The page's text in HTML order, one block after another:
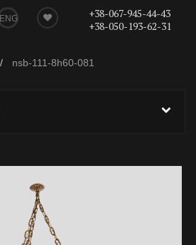
ENG
+38-067-945-44-43
+38-050-193-62-31
nsb-111-8h60-081